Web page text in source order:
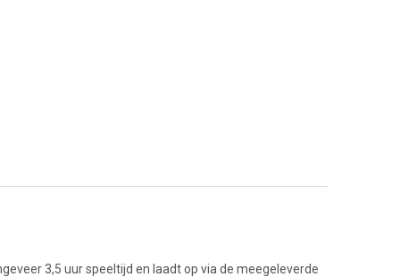
3,5 uur speeltijd en laadt op via de meegeleverde